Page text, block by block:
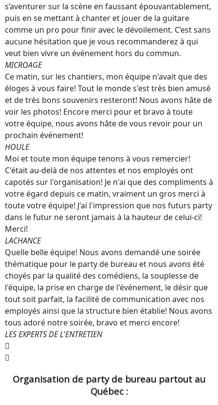
s’aventurer sur la scène en faussant épouvantablement,
puis en se mettant à chanter et jouer de la guitare
comme un pro pour finir avec le dévoilement. C’est sans
aucune hésitation que je vous recommanderez à qui
veut bien vivre un événement hors du commun.
MICROAGE
Ce matin, sur les chantiers, mon équipe n'avait que des
éloges à vous faire! Tout le monde s'est très bien amusé
et de très bons souvenirs resteront! Nous avons hâte de
voir les photos! Encore merci pour et bravo à toute
votre équipe, nous avons hâte de vous revoir pour un
prochain événement!
HOULE
Moi et toute mon équipe tenons à vous remercier!
C'était au-delà de nos attentes et nos employés ont
capotés sur l'organisation! Je n'ai que des compliments à
votre égard depuis ce matin, vraiment un gros merci à
toute votre équipe! J'ai l'impression que nos futurs party
dans le futur ne seront jamais à la hauteur de celui-ci!
Merci!
LACHANCE
Quelle belle équipe! Nous avons demandé une soirée
thématique pour le party de bureau et nous avons été
choyés par la qualité des comédiens, la souplesse de
l'équipe, la prise en charge de l'événement, le désir que
tout soit parfait, la facilité de communication avec nos
employés ainsi que la structure bien établie! Nous avons
tous adoré notre soirée, bravo et merci encore!
LES EXPERTS DE L'ENTRETIEN
Organisation de party de bureau partout au
Québec :